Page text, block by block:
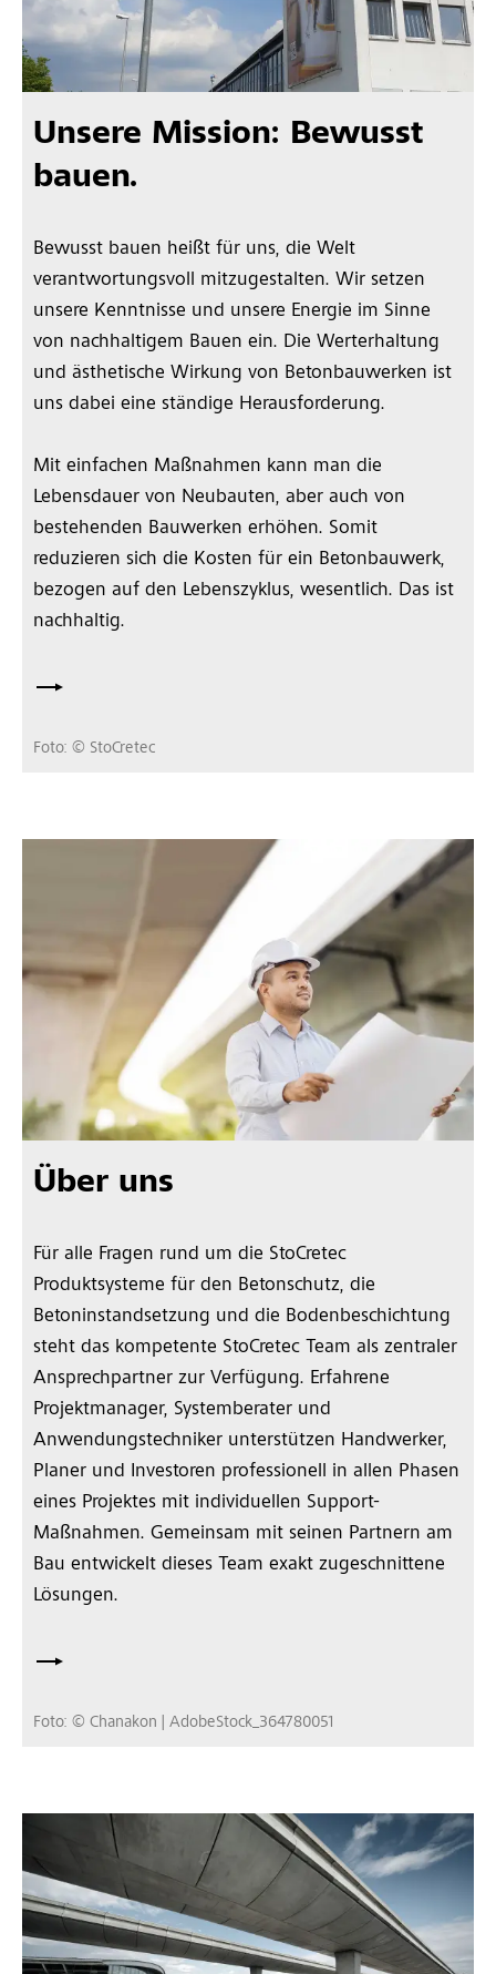
Unsere Mission: Bewusst
bauen.
Bewusst bauen heißt für uns, die Welt
verantwortungsvoll mitzugestalten. Wir setzen
unsere Kenntnisse und unsere Energie im Sinne
von nachhaltigem Bauen ein. Die Werterhaltung
und ästhetische Wirkung von Betonbauwerken ist
uns dabei eine ständige Herausforderung.
Mit einfachen Maßnahmen kann man die
Lebensdauer von Neubauten, aber auch von
bestehenden Bauwerken erhöhen. Somit
reduzieren sich die Kosten für ein Betonbauwerk,
bezogen auf den Lebenszyklus, wesentlich. Das ist
nachhaltig.
Foto: © StoCretec
Über uns
Für alle Fragen rund um die StoCretec
Produktsysteme für den Betonschutz, die
Betoninstandsetzung und die Bodenbeschichtung
steht das kompetente StoCretec Team als zentraler
Ansprechpartner zur Verfügung. Erfahrene
Projektmanager, Systemberater und
Anwendungstechniker unterstützen Handwerker,
Planer und Investoren professionell in allen Phasen
eines Projektes mit individuellen Support-
Maßnahmen. Gemeinsam mit seinen Partnern am
Bau entwickelt dieses Team exakt zugeschnittene
Lösungen.
Foto: © Chanakon | AdobeStock_364780051